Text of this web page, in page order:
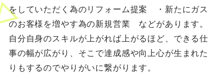
をしていただく為のリフォーム提案 ・新たにガス
のお客様を増やす為の新規営業 などがあります。
自分自身のスキルが上がれば上がるほど、できる仕
事の幅が広がり、そこで達成感や向上心が生まれた
りもするのでやりがいに繋がります。